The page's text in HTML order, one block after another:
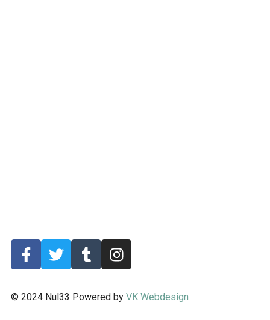
© 2024 Nul33 Powered by VK Webdesign